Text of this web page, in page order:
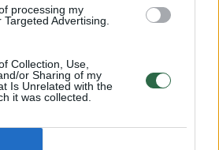
processing my
Advertising.
Collection, Use,
or Sharing of my
Is Unrelated with the
it was collected.
laiko bandymu įsitvirtinti
yra neteisus